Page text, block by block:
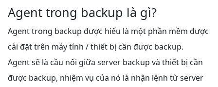
Agent trong backup là gì?
Agent trong backup được hiểu là một phần mềm được
cài đặt trên máy tính / thiết bị cần được backup.
Agent sẽ là cầu nối giữa server backup và thiết bị cần
được backup, nhiệm vụ của nó là nhận lệnh từ server